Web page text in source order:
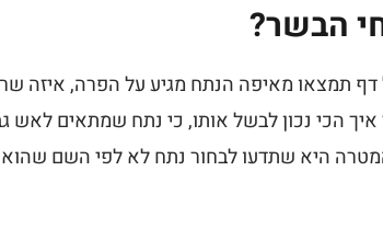
הבשר?
תמצאו מאיפה הנתח מגיע על הפרה, איזה
איך הכי נכון לבשל אותו, כי נתח שמתאים לאש
היא שתדעו לבחור נתח לא לפי השם